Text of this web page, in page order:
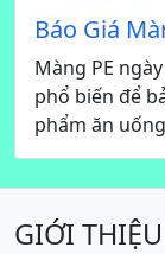
Báo Giá
Màng PE
phổ biến để
phẩm ăn
GIỚI